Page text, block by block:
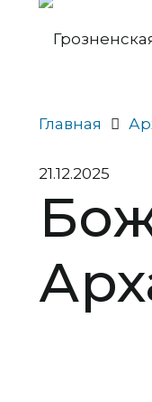
Главная
21.12.2025